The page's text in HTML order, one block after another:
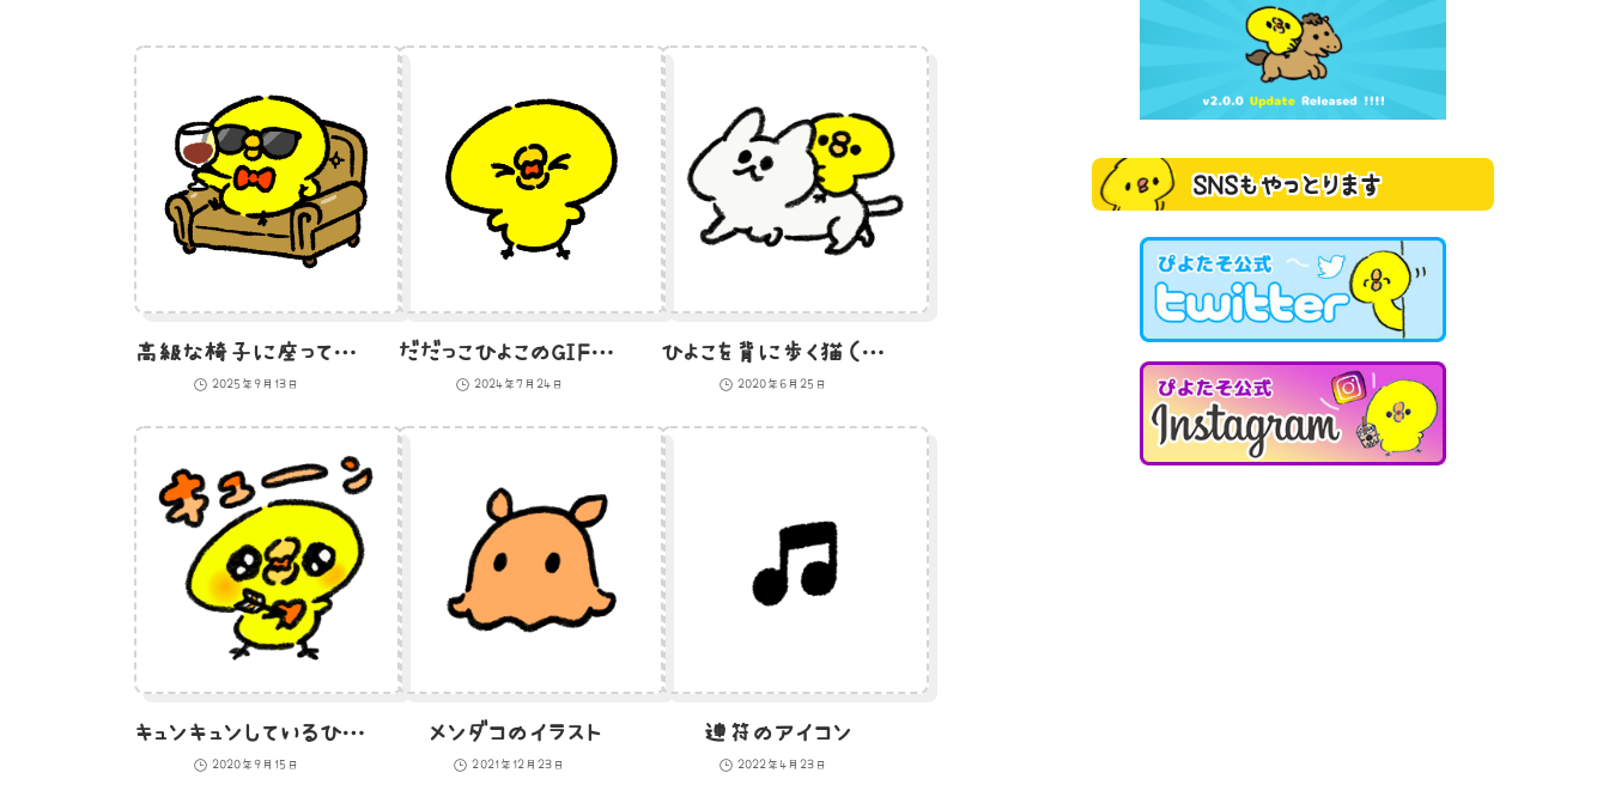
高級な椅子に座ってワインをたしなむVIPひよこ
2025年9月13日
だだっこひよこのGIFアニメ
2024年7月24日
ひよこを背に歩く猫（GIFアニメ）
2020年6月25日
キュンキュンしているひよこのイラスト
2020年9月15日
メンダコのイラスト
2021年12月23日
連符のアイコン
2022年4月23日
SNSもやっとります